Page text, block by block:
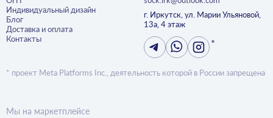
Индивидуальный дизайн
Блог
Доставка и оплата
Контакты
г. Иркутск, ул. Марии Ульяновой,
13а, 4 этаж
*
* проект Meta Platforms Inc., деятельность которой в России запрещена
Мы на маркетплейсе